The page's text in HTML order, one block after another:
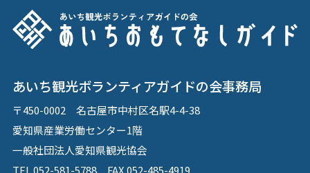
あいち観光ボランティアガイドの会事務局
〒450-0002 名古屋市中村区名駅4-4-38
愛知県産業労働センター1階
一般社団法人愛知県観光協会